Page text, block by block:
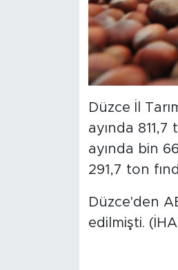
Düzce İl
ayında
ayında bin
291,7 ton
Düzce'den
edilmişti.